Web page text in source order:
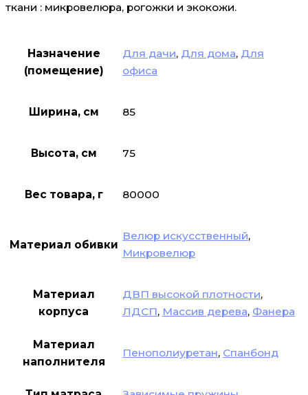
ткани : микровелюра, рогожки и экокожи.
Назначение
(помещение)
Для дачи, Для дома, Для
офиса
Ширина, см 85
Высота, см 75
Вес товара, г 80000
Материал обивки
Велюр искусственный,
Микровелюр
Материал
корпуса
ДВП высокой плотности,
ЛДСП, Массив дерева, Фанера
Материал
наполнителя
Пенополиуретан, Спанбонд